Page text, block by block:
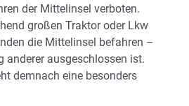
der Mittelinsel verboten.
großen Traktor oder Lkw
die Mittelinsel befahren –
anderer ausgeschlossen ist.
demnach eine besonders